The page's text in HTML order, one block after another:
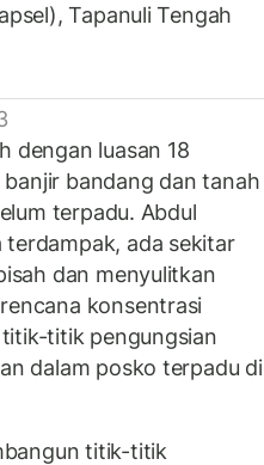
Tapanuli Tengah
dengan luasan 18
bandang dan tanah
terpadu. Abdul
ada sekitar
dan menyulitkan
konsentrasi
titik pengungsian
dalam posko terpadu di
titik-titik